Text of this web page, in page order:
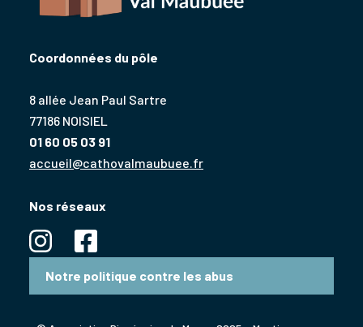
Coordonnées du pôle
8 allée Jean Paul Sartre
77186 NOISIEL
01 60 05 03 91
accueil@cathovalmaubuee.fr
Nos réseaux
Notre politique contre les abus